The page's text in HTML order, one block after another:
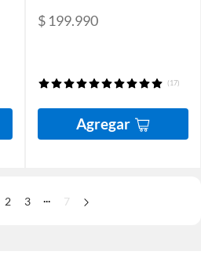
$ 199.990
(17)
Agregar
2 3 7